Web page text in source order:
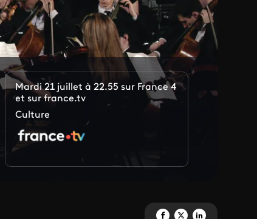
Mardi 21 juillet à 22.55 sur France 4
et sur france.tv
Culture
Partagez 'L'Orchestre de
Partagez 'L'Orchestre de
Partagez